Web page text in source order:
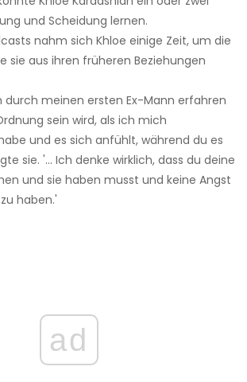
und Scheidung lernen.
nahm sich Khloe einige Zeit, um die
sie aus ihren früheren Beziehungen
durch meinen ersten Ex-Mann erfahren
sein wird, als ich mich
und es sich anfühlt, während du es
sie. '... Ich denke wirklich, dass du deine
und sie haben musst und keine Angst
haben.'
ad